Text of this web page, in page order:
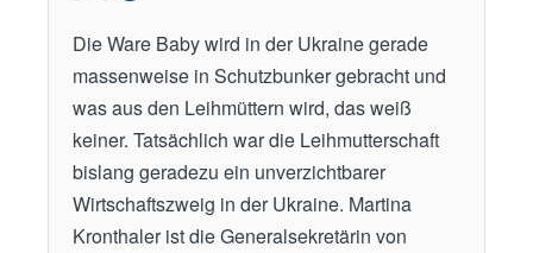
d
i
e
n
“
Die Ware Baby wird in der Ukraine gerade
massenweise in Schutzbunker gebracht und
was aus den Leihmüttern wird, das weiß
keiner. Tatsächlich war die Leihmutterschaft
bislang geradezu ein unverzichtbarer
Wirtschaftszweig in der Ukraine. Martina
Kronthaler ist die Generalsekretärin von